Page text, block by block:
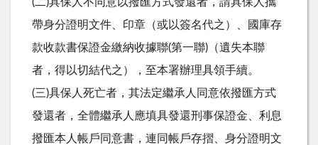
帶身分證明文件、印章（或以簽名代之）、國庫存
款收款書保證金繳納收據聯(第一聯)（遺失本聯
者，得以切結代之），至本署辦理具領手續。
(三)具保人死亡者，其法定繼承人同意依撥匯方式
發還者，全體繼承人應填具發還刑事保證金、利息
撥匯本人帳戶同意書，連同帳戶存摺、身分證明文